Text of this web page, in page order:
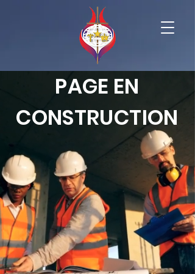
PAGE EN
CONSTRUCTION